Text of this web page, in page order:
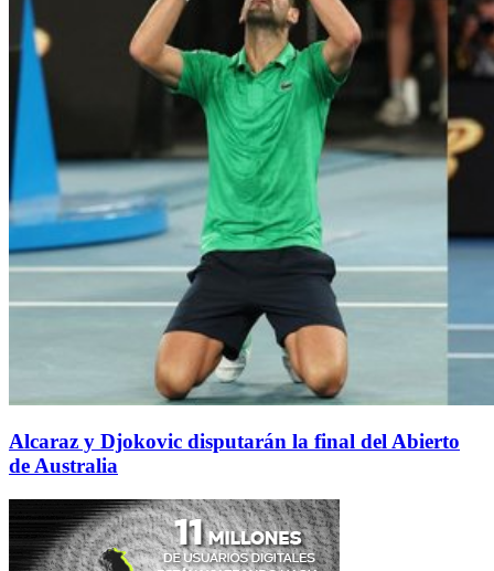
Alcaraz y Djokovic disputarán la final del Abierto
de Australia